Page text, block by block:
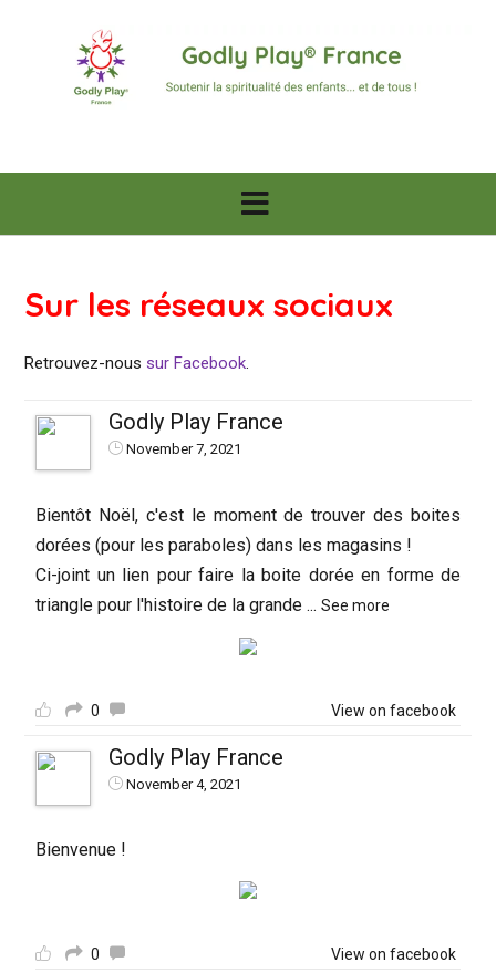
Sur les réseaux sociaux
Retrouvez-nous sur Facebook.
Godly Play France
November 7, 2021
Bientôt Noël, c'est le moment de trouver des boites
dorées (pour les paraboles) dans les magasins !
Ci-joint un lien pour faire la boite dorée en forme de
triangle pour l'histoire de la grande ... See more
0 View on facebook
Godly Play France
November 4, 2021
Bienvenue !
0 View on facebook